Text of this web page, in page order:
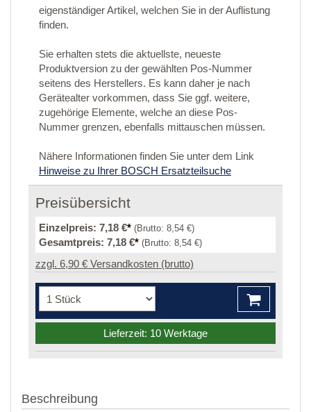
eigenständiger Artikel, welchen Sie in der Auflistung
finden.
Sie erhalten stets die aktuellste, neueste
Produktversion zu der gewählten Pos-Nummer
seitens des Herstellers. Es kann daher je nach
Gerätealter vorkommen, dass Sie ggf. weitere,
zugehörige Elemente, welche an diese Pos-
Nummer grenzen, ebenfalls mittauschen müssen.
Nähere Informationen finden Sie unter dem Link
Hinweise zu Ihrer BOSCH Ersatzteilsuche
Preisübersicht
Einzelpreis: 7,18 €* (Brutto: 8,54 €)
Gesamtpreis: 7,18 €* (Brutto: 8,54 €)
zzgl. 6,90 € Versandkosten (brutto)
Lieferzeit: 10 Werktage
Beschreibung